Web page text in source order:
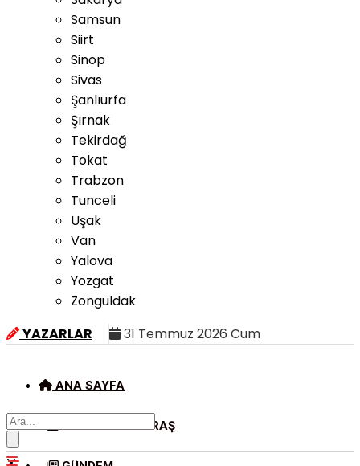
Samsun
Siirt
Sinop
Sivas
Şanlıurfa
Şırnak
Tekirdağ
Tokat
Trabzon
Tunceli
Uşak
Van
Yalova
Yozgat
Zonguldak
YAZARLAR
31 Temmuz 2026 Cum
ANA SAYFA
KAHRAMANMARAŞ